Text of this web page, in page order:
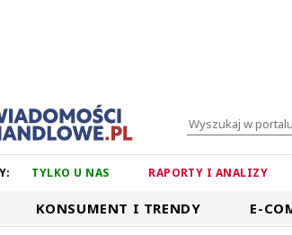
TYLKO U NAS RAPORTY I ANALIZY
KONSUMENT I TRENDY E-